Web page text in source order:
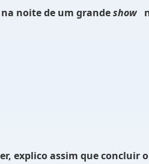
noite de um grandeshow
explico assim que concluir